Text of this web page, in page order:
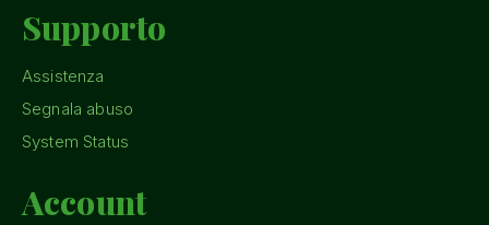
Supporto
Assistenza
Segnala abuso
System Status
Account